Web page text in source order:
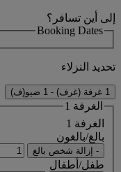
إلى أين تسافر؟
Booking Dates
تحديد النزلاء
1 غرفة (غرف) - 1 ضيو(ف)
الغرفة 1
الغرفة 1
بالغ/بالغون
- إزالة شخص بالغ
طفل/أطفال